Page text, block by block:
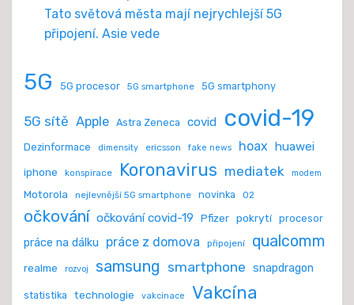
Tato světová města mají nejrychlejší 5G
připojení. Asie vede
5G 5G procesor 5G smartphone 5G smartphony
5G sítě Apple Astra Zeneca covid covid-19
Dezinformace dimensity ericsson fake news hoax huawei
iphone konspirace Koronavirus mediatek modem
Motorola nejlevnější 5G smartphone novinka O2
očkování očkování covid-19 Pfizer pokrytí procesor
práce na dálku práce z domova připojení qualcomm
realme rozvoj samsung smartphone snapdragon
statistika technologie vakcinace Vakcína